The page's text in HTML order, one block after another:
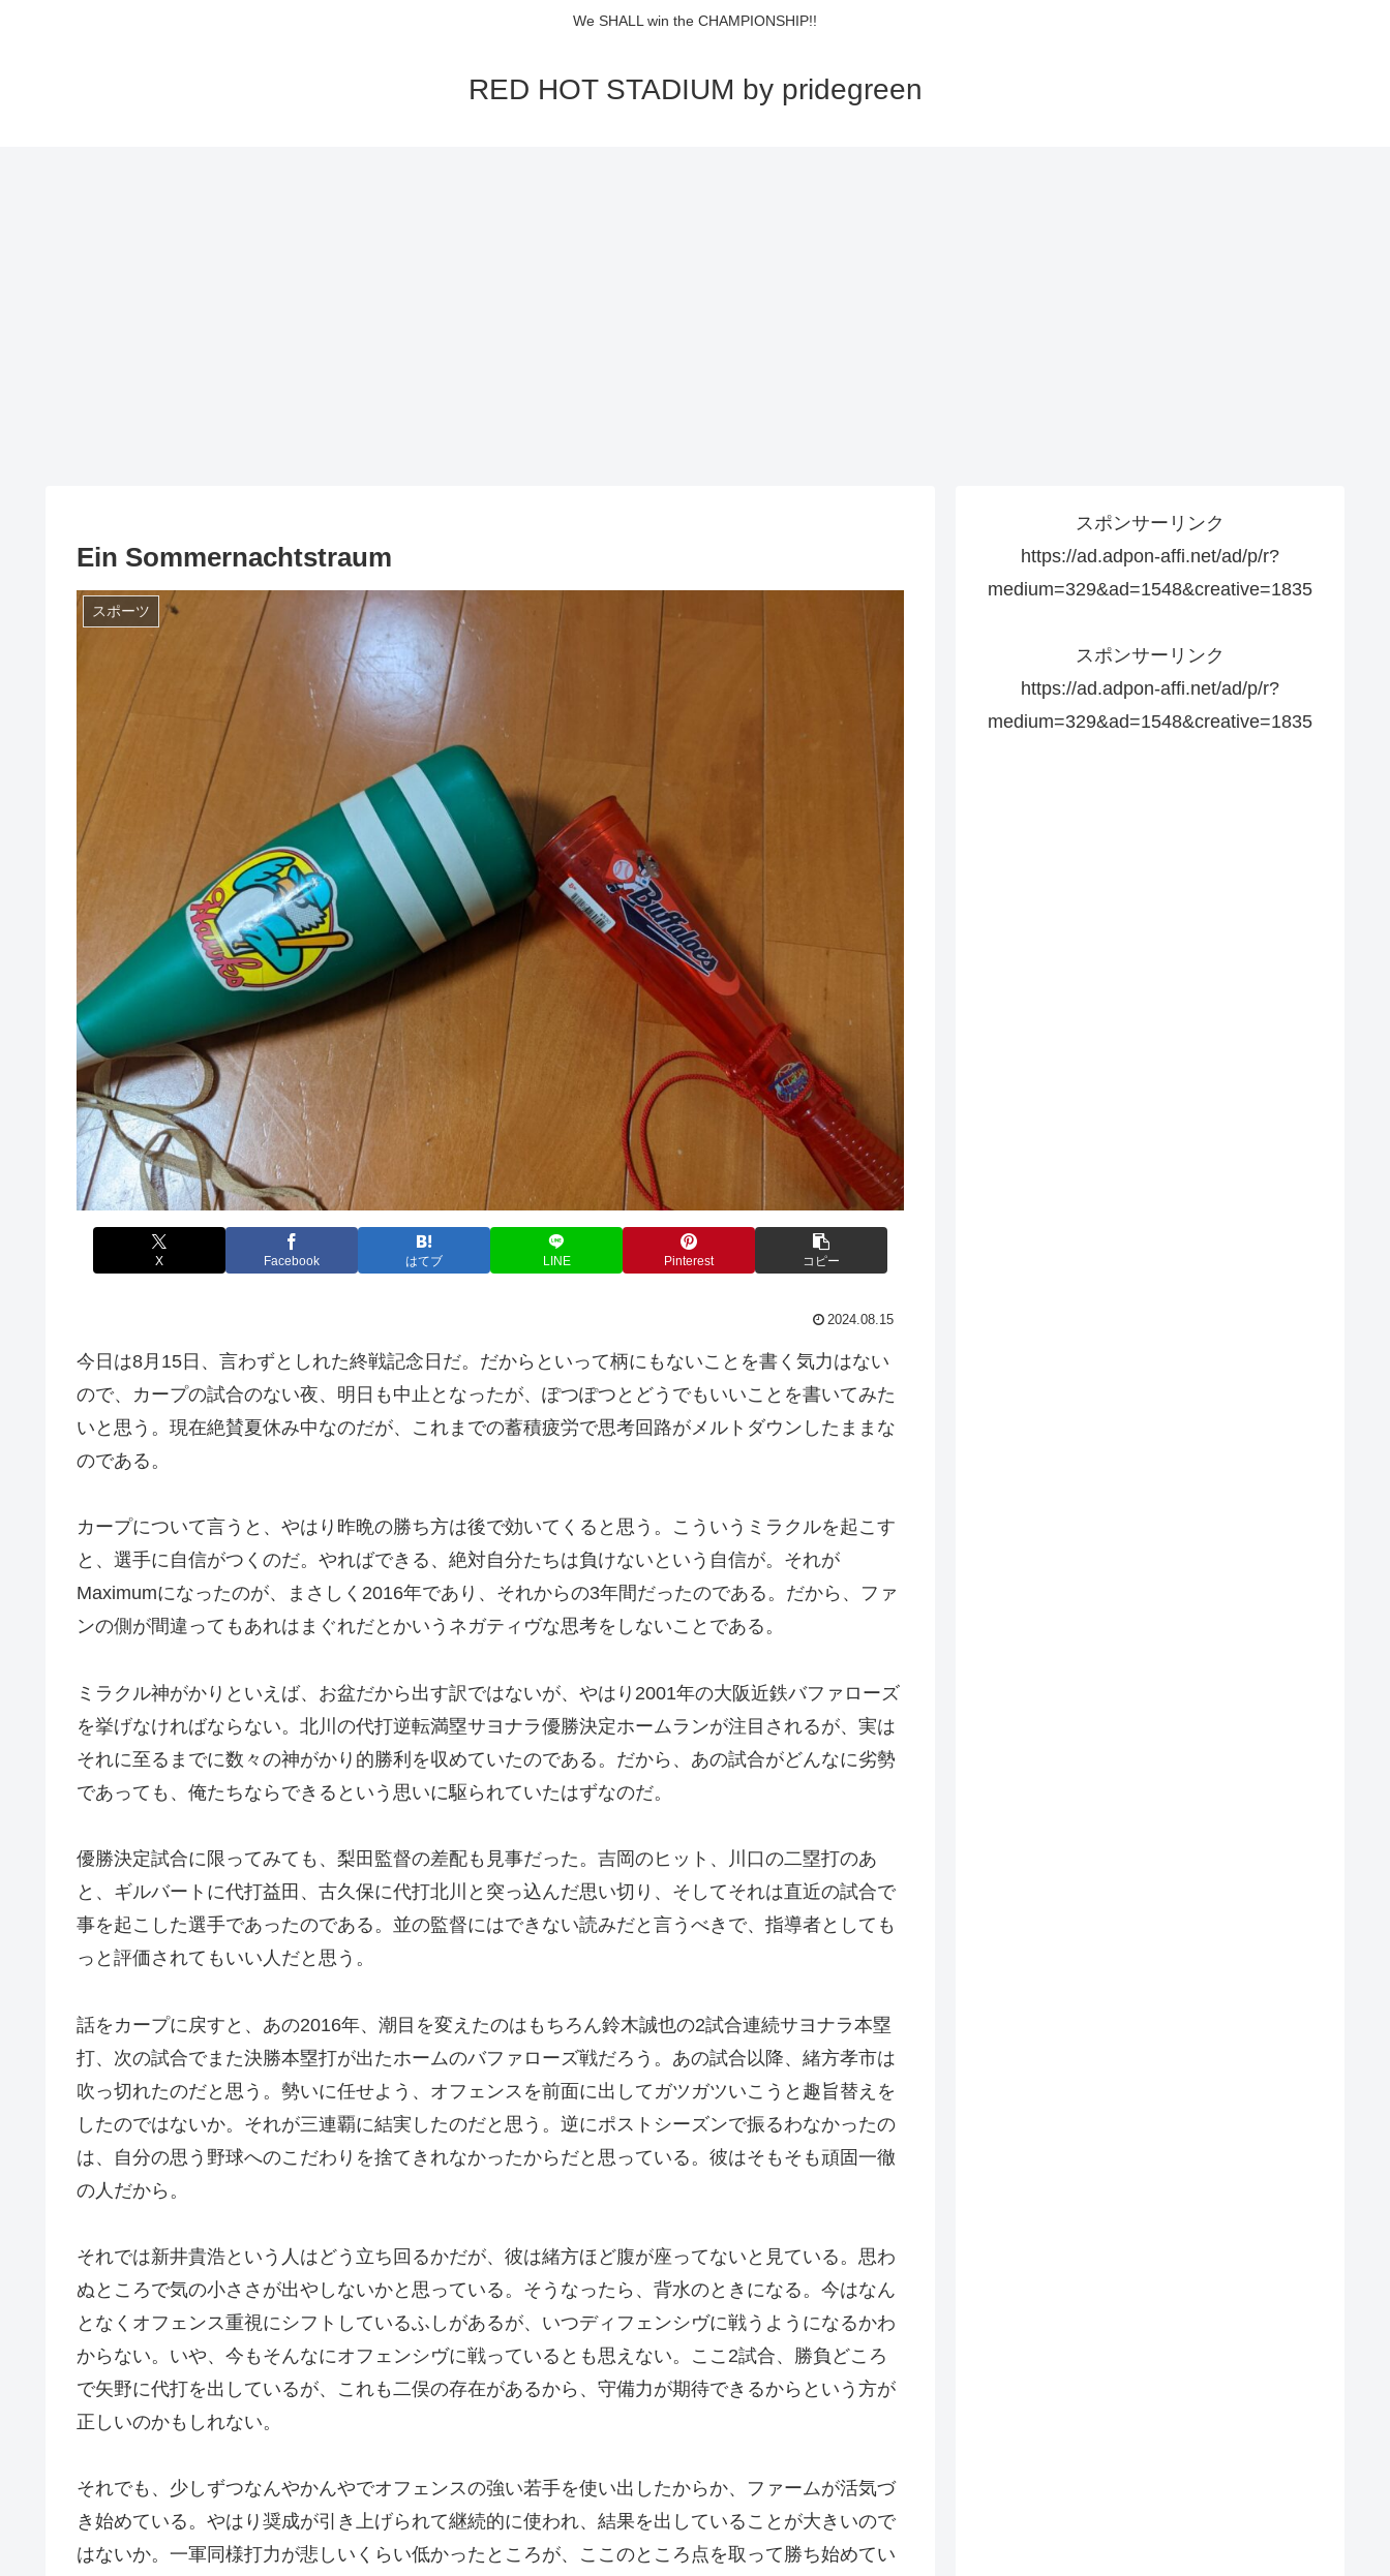
We SHALL win the CHAMPIONSHIP!!
RED HOT STADIUM by pridegreen
Ein Sommernachtstraum
スポーツ
X Facebook はてブ LINE Pinterest コピー
2024.08.15
今日は8月15日、言わずとしれた終戦記念日だ。だからといって柄にもないことを書く気力はない
ので、カープの試合のない夜、明日も中止となったが、ぽつぽつとどうでもいいことを書いてみた
いと思う。現在絶賛夏休み中なのだが、これまでの蓄積疲労で思考回路がメルトダウンしたままな
のである。
カープについて言うと、やはり昨晩の勝ち方は後で効いてくると思う。こういうミラクルを起こす
と、選手に自信がつくのだ。やればできる、絶対自分たちは負けないという自信が。それが
Maximumになったのが、まさしく2016年であり、それからの3年間だったのである。だから、ファ
ンの側が間違ってもあれはまぐれだとかいうネガティヴな思考をしないことである。
ミラクル神がかりといえば、お盆だから出す訳ではないが、やはり2001年の大阪近鉄バファローズ
を挙げなければならない。北川の代打逆転満塁サヨナラ優勝決定ホームランが注目されるが、実は
それに至るまでに数々の神がかり的勝利を収めていたのである。だから、あの試合がどんなに劣勢
であっても、俺たちならできるという思いに駆られていたはずなのだ。
優勝決定試合に限ってみても、梨田監督の差配も見事だった。吉岡のヒット、川口の二塁打のあ
と、ギルバートに代打益田、古久保に代打北川と突っ込んだ思い切り、そしてそれは直近の試合で
事を起こした選手であったのである。並の監督にはできない読みだと言うべきで、指導者としても
っと評価されてもいい人だと思う。
話をカープに戻すと、あの2016年、潮目を変えたのはもちろん鈴木誠也の2試合連続サヨナラ本塁
打、次の試合でまた決勝本塁打が出たホームのバファローズ戦だろう。あの試合以降、緒方孝市は
吹っ切れたのだと思う。勢いに任せよう、オフェンスを前面に出してガツガツいこうと趣旨替えを
したのではないか。それが三連覇に結実したのだと思う。逆にポストシーズンで振るわなかったの
は、自分の思う野球へのこだわりを捨てきれなかったからだと思っている。彼はそもそも頑固一徹
の人だから。
それでは新井貴浩という人はどう立ち回るかだが、彼は緒方ほど腹が座ってないと見ている。思わ
ぬところで気の小ささが出やしないかと思っている。そうなったら、背水のときになる。今はなん
となくオフェンス重視にシフトしているふしがあるが、いつディフェンシヴに戦うようになるかわ
からない。いや、今もそんなにオフェンシヴに戦っているとも思えない。ここ2試合、勝負どころ
で矢野に代打を出しているが、これも二俣の存在があるから、守備力が期待できるからという方が
正しいのかもしれない。
それでも、少しずつなんやかんやでオフェンスの強い若手を使い出したからか、ファームが活気づ
き始めている。やはり奨成が引き上げられて継続的に使われ、結果を出していることが大きいので
はないか。一軍同様打力が悲しいくらい低かったところが、ここのところ点を取って勝ち始めてい
スポンサーリンク
https://ad.adpon-affi.net/ad/p/r?
medium=329&ad=1548&creative=1835
スポンサーリンク
https://ad.adpon-affi.net/ad/p/r?
medium=329&ad=1548&creative=1835